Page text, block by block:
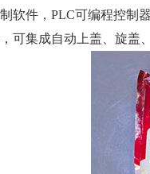
软件，PLC可编程控制
可集成自动上盖、旋盖